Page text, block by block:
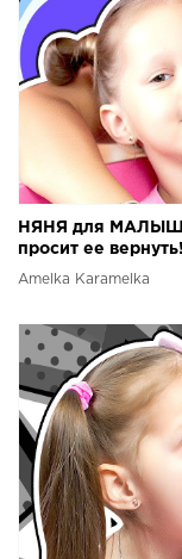
НЯНЯ для
просит ее
Amelka Karamelka